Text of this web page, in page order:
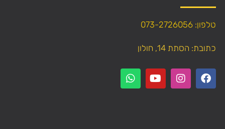
טלפון: 073-2726056
כתובת: הסתת 14, חולון